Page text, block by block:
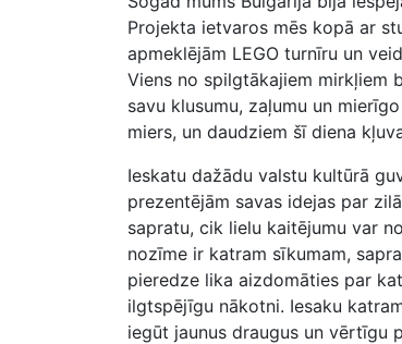
Projekta ietvaros mēs kopā ar
apmeklējām LEGO turnīru un
Viens no spilgtākajiem mirkļiem
savu klusumu, zaļumu un
miers, un daudziem šī diena
Ieskatu dažādu valstu kultūrā
prezentējām savas idejas par
sapratu, cik lielu kaitējumu var
nozīme ir katram sīkumam,
pieredze lika aizdomāties par
ilgtspējīgu nākotni. Iesaku
iegūt jaunus draugus un vērtīgu